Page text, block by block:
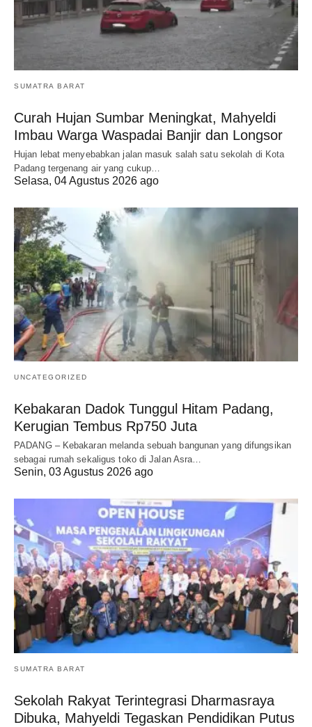
SUMATRA BARAT
Curah Hujan Sumbar Meningkat, Mahyeldi
Imbau Warga Waspadai Banjir dan Longsor
Hujan lebat menyebabkan jalan masuk salah satu sekolah di Kota
Padang tergenang air yang cukup…
Selasa, 04 Agustus 2026 ago
UNCATEGORIZED
Kebakaran Dadok Tunggul Hitam Padang,
Kerugian Tembus Rp750 Juta
PADANG – Kebakaran melanda sebuah bangunan yang difungsikan
sebagai rumah sekaligus toko di Jalan Asra…
Senin, 03 Agustus 2026 ago
SUMATRA BARAT
Sekolah Rakyat Terintegrasi Dharmasraya
Dibuka, Mahyeldi Tegaskan Pendidikan Putus